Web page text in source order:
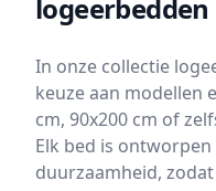
logeerbedden
In onze collectie
keuze aan modellen
cm, 90x200 cm of
Elk bed is
duurzaamheid,